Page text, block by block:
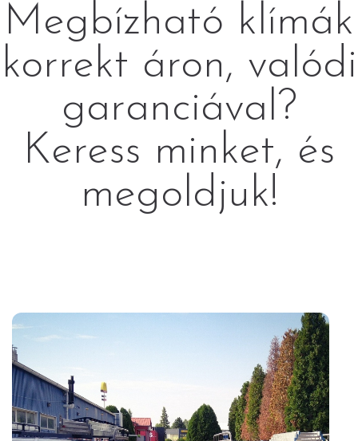
Megbízható klímák
korrekt áron, valódi
garanciával?
Keress minket, és
megoldjuk!